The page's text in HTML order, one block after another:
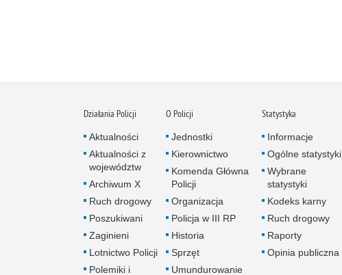
Działania Policji
Aktualności
Aktualności z
województw
Archiwum X
Ruch drogowy
Poszukiwani
Zaginieni
Lotnictwo Policji
Polemiki i
O Policji
Jednostki
Kierownictwo
Komenda Główna
Policji
Organizacja
Policja w III RP
Historia
Sprzęt
Umundurowanie
Statystyka
Informacje
Ogólne statystyki
Wybrane
statystyki
Kodeks karny
Ruch drogowy
Raporty
Opinia publiczna